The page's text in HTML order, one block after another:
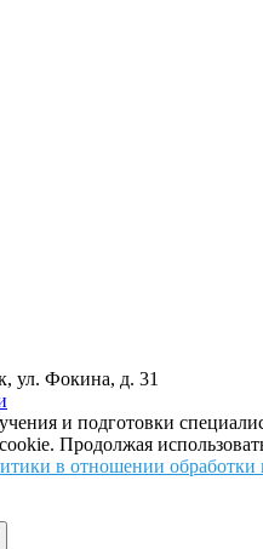
ул. Фокина, д. 31
и подготовки
Продолжая
в отношении обработки